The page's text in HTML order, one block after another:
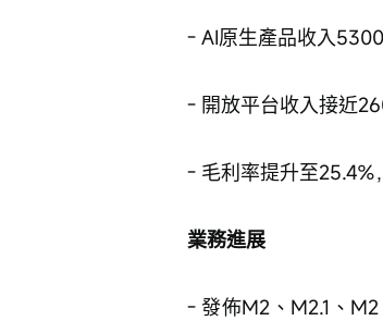
- AI原生產品收入
- 開放平台收入接近
- 毛利率提升至25.4%
業務進展
- 發佈M2、M2.1、